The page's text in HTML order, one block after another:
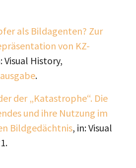
als Bildagenten? Zur
von KZ-
Visual History,
.
der „Katastrophe“. Die
und ihre Nutzung im
Bildgedächtnis, in: Visual